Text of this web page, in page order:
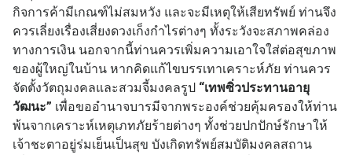
กิจการค้ามีเกณฑ์ไม่สมหวัง และจะมีเหตุให้เสียทรัพย์ ท่านจึง
ควรเลี่ยงเรื่องเสี่ยงดวงเก็งกำไรต่างๆ ทั้งระวังจะสภาพคล่อง
ทางการเงิน นอกจากนี้ท่านควรเพิ่มความเอาใจใส่ต่อสุขภาพ
ของผู้ใหญ่ในบ้าน หากคิดแก้ไขบรรเทาเคราะห์ภัย ท่านควร
จัดตั้งวัตถุมงคลและสวมจี้มงคลรูป “เทพซิ่วประทานอายุ
วัฒนะ” เพื่อขออำนาจบารมีจากพระองค์ช่วยคุ้มครองให้ท่าน
พ้นจากเคราะห์เหตุเภทภัยร้ายต่างๆ ทั้งช่วยปกปักษ์รักษาให้
เจ้าชะตาอยู่ร่มเย็นเป็นสุข บังเกิดทรัพย์สมบัติมงคลสถาน